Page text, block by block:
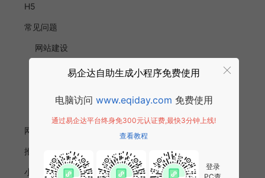
H5
常见问题
网站建设
网站建设
推广优化
小程序商店
易企达自助生成小程序免费使用
电脑访问 www.eqiday.com 免费使用
通过易企达平台终身免300元认证费,最快3分钟上线!
查看教程
登录